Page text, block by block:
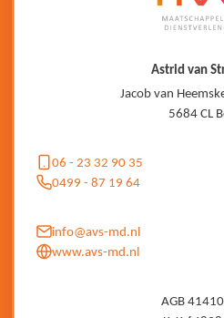
Astrid van
Jacob van
5684 CL
06 - 23 32 90 35
0499 - 87 19 64
info@avs-md.nl
www.avs-md.nl
AGB
ALGEMENE